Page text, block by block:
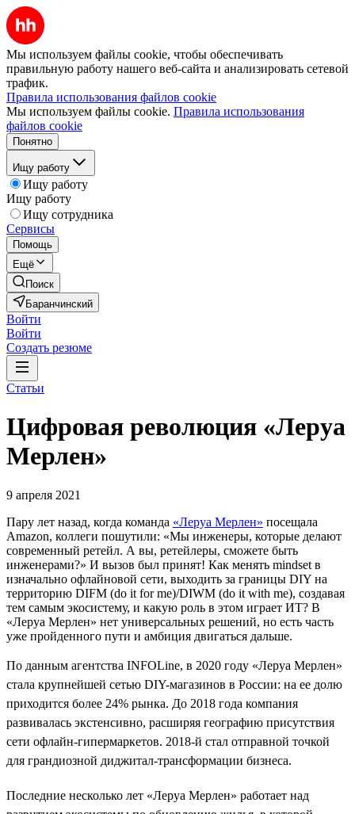
Мы используем файлы cookie, чтобы обеспечивать
правильную работу нашего веб-сайта и анализировать сетевой
трафик.
Правила использования файлов cookie
Мы используем файлы cookie. Правила использования
файлов cookie
Понятно
Ищу работу
Ищу работу
Ищу работу
Ищу сотрудника
Сервисы
Помощь
Ещё
Поиск
Баранчинский
Войти
Войти
Создать резюме
Статьи
Цифровая революция «Леруа
Мерлен»
9 апреля 2021
Пару лет назад, когда команда «Леруа Мерлен» посещала
Amazon, коллеги пошутили: «Мы инженеры, которые делают
современный ретейл. А вы, ретейлеры, сможете быть
инженерами?» И вызов был принят! Как менять mindset в
изначально офлайновой сети, выходить за границы DIY на
территорию DIFM (do it for me)/DIWM (do it with me), создавая
тем самым экосистему, и какую роль в этом играет ИТ? В
«Леруа Мерлен» нет универсальных решений, но есть часть
уже пройденного пути и амбиция двигаться дальше.
По данным агентства INFOLine, в 2020 году «Леруа Мерлен»
стала крупнейшей сетью DIY-магазинов в России: на ее долю
приходится более 24% рынка. До 2018 года компания
развивалась экстенсивно, расширяя географию присутствия
сети офлайн-гипермаркетов. 2018-й стал отправной точкой
для грандиозной диджитал-трансформации бизнеса.
Последние несколько лет «Леруа Мерлен» работает над